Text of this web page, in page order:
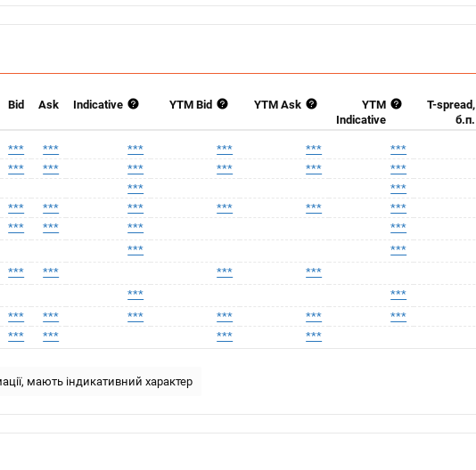
Bid Ask Indicative YTM Bid YTM Ask
YTM
Indicative
T-spread,
б.п.
*** *** *** *** *** ***
***
*** *** *** *** ***
***
***
***
*** *** *** *** ***
***
*** ***
***
***
***
***
*** ***
***
***
***
***
*** *** *** *** ***
***
*** *** ***
мають індикативний характер